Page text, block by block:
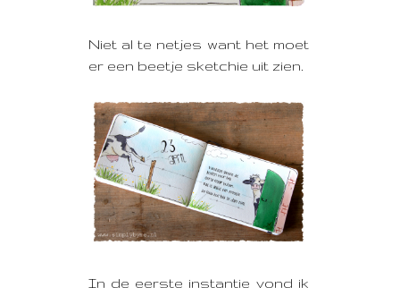
Niet al te netjes want het moet
er een beetje sketchie uit zien.
In de eerste instantie vond ik